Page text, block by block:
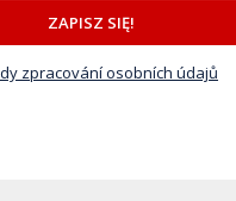
ZAPISZ SIĘ!
zpracování osobních údajů